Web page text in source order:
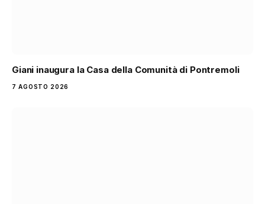
Giani inaugura la Casa della Comunità di Pontremoli
7 AGOSTO 2026